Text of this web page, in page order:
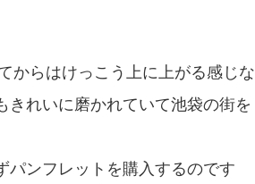
からはけっこう上に上がる感じな
れいに磨かれていて池袋の街を
パンフレットを購入するのです